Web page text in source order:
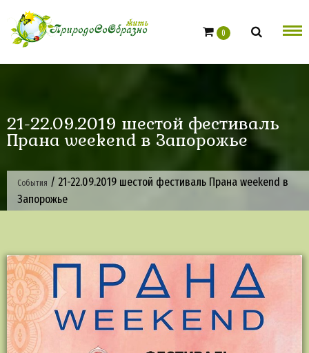
content
0
21-22.09.2019 шестой фестиваль
Прана weekend в Запорожье
События / 21-22.09.2019 шестой фестиваль Прана weekend в
Запорожье